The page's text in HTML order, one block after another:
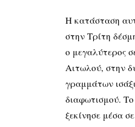
Η κατάσταση
στην Τρίτη
ο μεγαλύτερος
Αιτωλού, στην
γραμμάτων
διαφωτισμού.
ξεκίνησε μέσα